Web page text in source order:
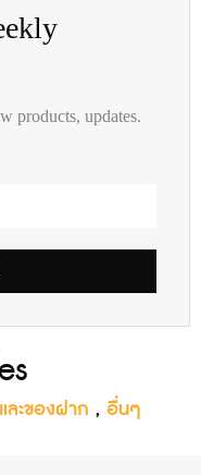
products, updates.
ละของฝาก , อื่นๆ